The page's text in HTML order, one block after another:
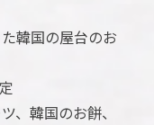
韓国の屋台のお
、韓国のお餅、